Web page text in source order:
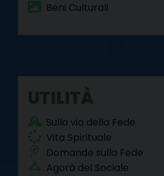
Beni Culturali
UTILITÀ
Sulla via della Fede
Vita Spirituale
Domande sulla Fede
Agorà del Sociale